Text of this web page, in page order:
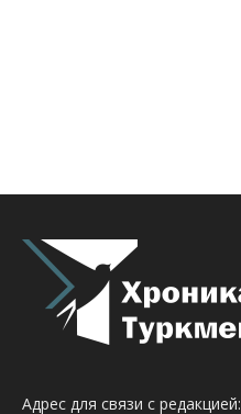
Адрес для связи с редакцией: